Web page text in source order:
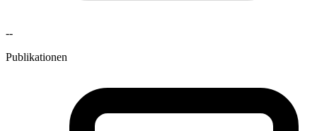
--
Publikationen